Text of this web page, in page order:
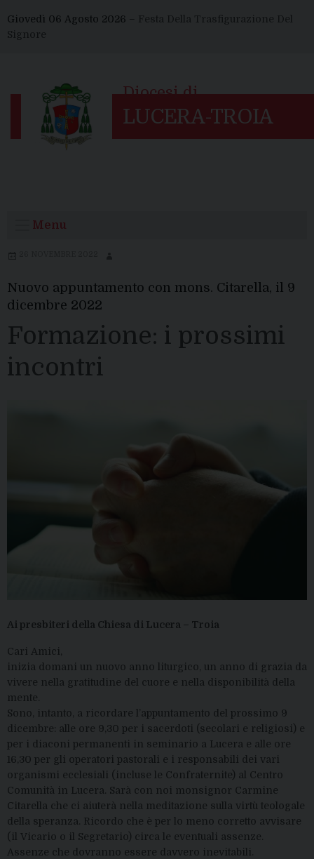
to
content
Giovedì 06 Agosto 2026 – Festa Della Trasfigurazione Del
Signore
Menu
Nuovo appuntamento con mons. Citarella, il 9
dicembre 2022
Formazione: i prossimi
incontri
Ai presbiteri della Chiesa di Lucera – Troia
Cari Amici,
inizia domani un nuovo anno liturgico, un anno di grazia da
vivere nella gratitudine del cuore e nella disponibilità della
mente.
Sono, intanto, a ricordare l’appuntamento del prossimo 9
dicembre: alle ore 9,30 per i sacerdoti (secolari e religiosi) e
per i diaconi permanenti in seminario a Lucera e alle ore
16,30 per gli operatori pastorali e i responsabili dei vari
organismi ecclesiali (incluse le Confraternite) al Centro
Comunità in Lucera. Sarà con noi monsignor Carmine
Citarella che ci aiuterà nella meditazione sulla virtù teologale
della speranza. Ricordo che è per lo meno corretto avvisare
(il Vicario o il Segretario) circa le eventuali assenze.
Assenze che dovranno essere davvero inevitabili.